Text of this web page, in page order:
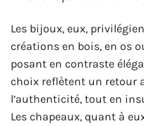
Les bijoux, eux,
créations en bois, en os
posant en contraste
choix reflètent un retour
l’authenticité, tout en
Les chapeaux, quant à